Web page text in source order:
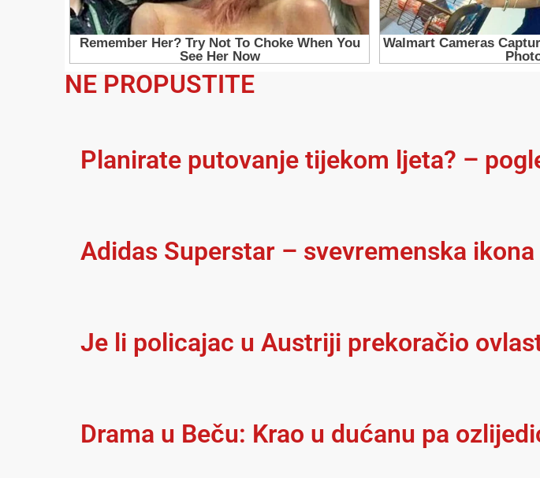
NE PROPUSTITE
Planirate putovanje tijekom ljeta? –
Adidas Superstar – svevremenska
Je li policajac u Austriji prekoračio
Drama u Beču: Krao u dućanu pa